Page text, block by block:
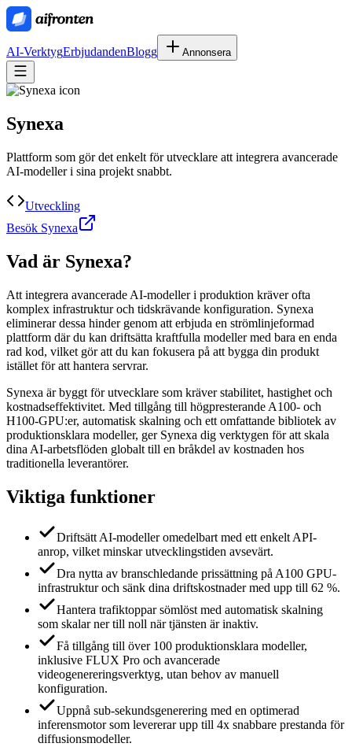
AI-VerktygErbjudandenBlogg Annonsera
Synexa
Plattform som gör det enkelt för utvecklare att integrera avancerade
AI-modeller i sina projekt snabbt.
Utveckling
Besök Synexa
Vad är Synexa?
Att integrera avancerade AI-modeller i produktion kräver ofta
komplex infrastruktur och tidskrävande konfiguration. Synexa
eliminerar dessa hinder genom att erbjuda en strömlinjeformad
plattform där du kan driftsätta kraftfulla modeller med bara en enda
rad kod, vilket gör att du kan fokusera på att bygga din produkt
istället för att hantera servrar.
Synexa är byggt för utvecklare som kräver stabilitet, hastighet och
kostnadseffektivitet. Med tillgång till högpresterande A100- och
H100-GPU:er, automatisk skalning och ett omfattande bibliotek av
produktionsklara modeller, ger Synexa dig verktygen för att skala
dina AI-arbetsflöden globalt till en bråkdel av kostnaden hos
traditionella leverantörer.
Viktiga funktioner
Driftsätt AI-modeller omedelbart med ett enkelt API-
anrop, vilket minskar utvecklingstiden avsevärt.
Dra nytta av branschledande prissättning på A100 GPU-
infrastruktur och sänk dina driftskostnader med upp till 62 %.
Hantera trafiktoppar sömlöst med automatisk skalning
som skalar ner till noll när tjänsten är inaktiv.
Få tillgång till över 100 produktionsklara modeller,
inklusive FLUX Pro och avancerade
videogenereringsverktyg, utan behov av manuell
konfiguration.
Uppnå sub-sekundsgenerering med en optimerad
inferensmotor som levererar upp till 4x snabbare prestanda för
diffusionsmodeller.